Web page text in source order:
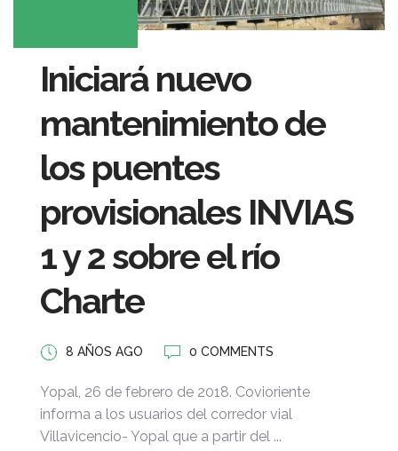
Iniciará nuevo
mantenimiento de
los puentes
provisionales INVIAS
1 y 2 sobre el río
Charte
8 AÑOS AGO 0 COMMENTS
Yopal, 26 de febrero de 2018. Covioriente
informa a los usuarios del corredor vial
Villavicencio- Yopal que a partir del ...